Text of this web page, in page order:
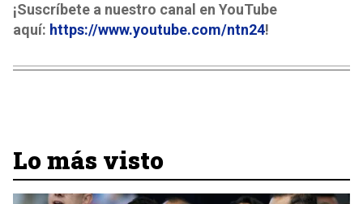
¡Suscríbete a nuestro canal en YouTube
aquí: https://www.youtube.com/ntn24!
Lo más visto